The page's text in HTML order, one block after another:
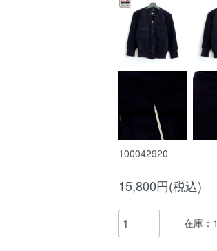
100042920
15,800円(税込)
在庫：1